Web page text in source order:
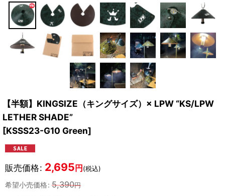
【半額】KINGSIZE（キングサイズ）× LPW “KS/LPW
LETHER SHADE”
[KSSS23-G10 Green]
販売価格: 2,695円(税込)
希望小売価格: 5,390円